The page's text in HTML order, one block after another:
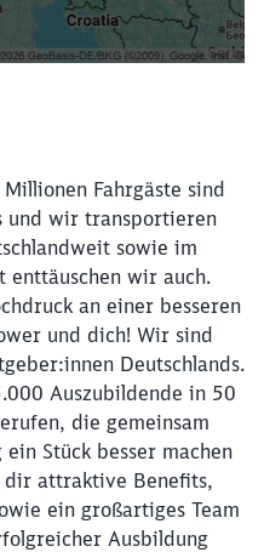
Fahrgäste sind
und wir transportieren
sowie im
enttäuschen wir auch.
an einer besseren
und dich! Wir sind
Deutschlands.
Auszubildende in 50
die gemeinsam
Stück besser machen
attraktive Benefits,
ein großartiges Team
Ausbildung